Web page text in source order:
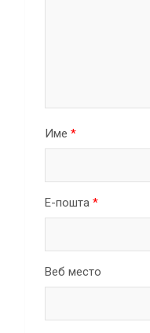
Име *
Е-пошта *
Веб место